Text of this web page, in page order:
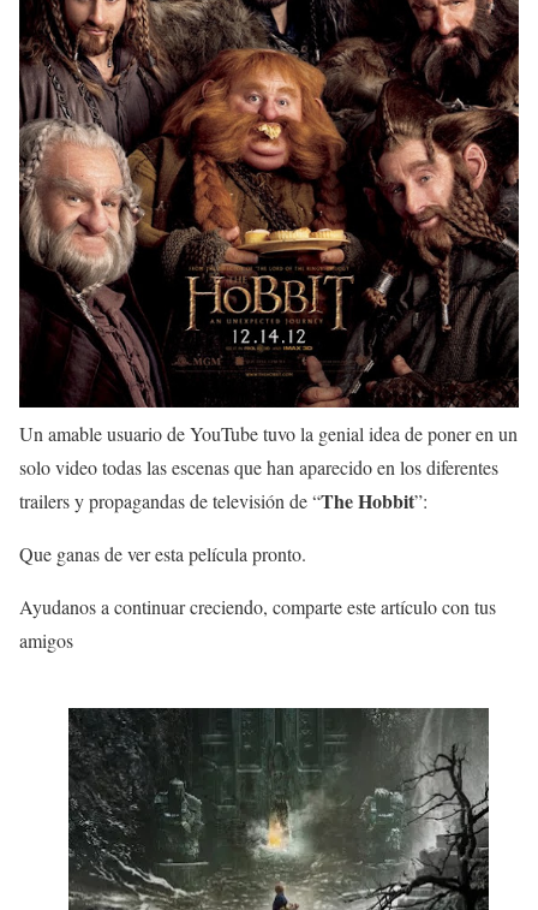
Un amable usuario de YouTube tuvo la genial idea de poner en un
solo video todas las escenas que han aparecido en los diferentes
trailers y propagandas de televisión de “The Hobbit”:
Que ganas de ver esta película pronto.
Ayudanos a continuar creciendo, comparte este artículo con tus
amigos